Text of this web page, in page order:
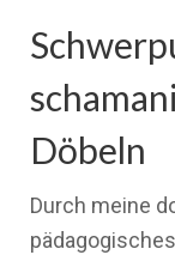
Döbeln
Durch meine